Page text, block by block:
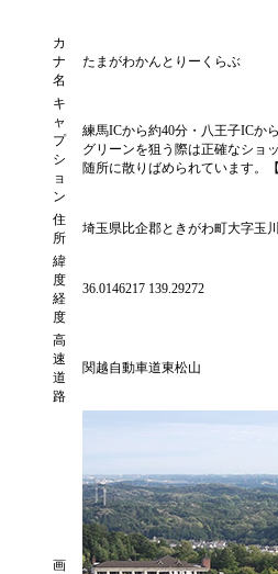
カ
ナ
名
たまがわかんとりーくらぶ
キ
ャ
プ
シ
ョ
ン
練馬ICから約40分・八王子ICか
グリーンを狙う際は正確なショ
随所に散りばめられています。
住
所
埼玉県比企郡ときがわ町大字玉
緯
度
経
度
36.0146217 139.29272
高
速
道
路
関越自動車道東松山
画